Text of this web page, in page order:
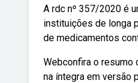
A rdc nº 357/2020 é
instituições de longa
de medicamentos
Webconfira o resumo
na íntegra em versão